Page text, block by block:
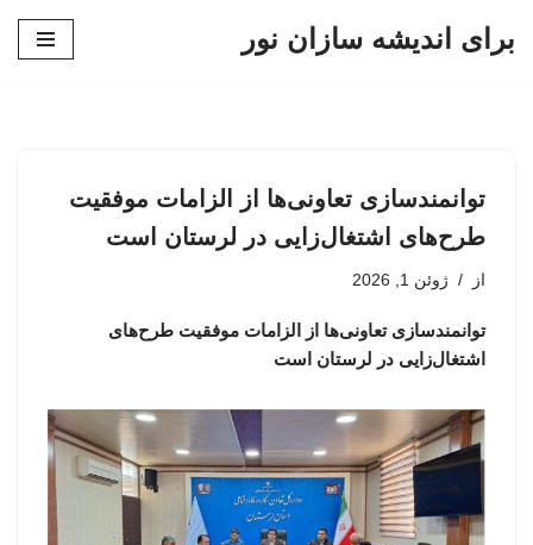
برای اندیشه سازان نور
توانمندسازی تعاونی‌ها از الزامات موفقیت
طرح‌های اشتغال‌زایی در لرستان است
از ژوئن 1, 2026
توانمندسازی تعاونی‌ها از الزامات موفقیت طرح‌های
اشتغال‌زایی در لرستان است